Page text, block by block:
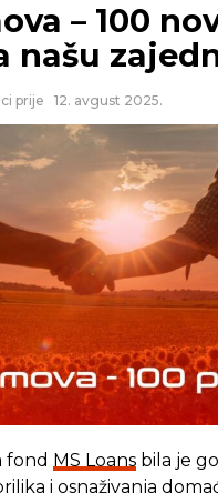
REKLAMA
Britanije iz EU i
sličnu kampanju u
iz EU, Unija više ne
– 100
našu
prije 12. avgust 2025.
fond MS Loansbila je
i osnaživanja